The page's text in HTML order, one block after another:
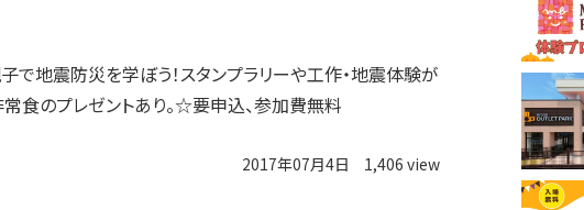
で地震防災を学ぼう！スタンプラリーや工作・地震体験が
常食のプレゼントあり。☆要申込、参加費無料
2017年07月4日 1,406 view